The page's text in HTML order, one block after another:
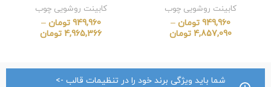
کابینت روشویی چوب
949,960 تومان –
4,857,090 تومان
کابینت روشویی چوب
949,960 تومان –
4,965,366 تومان
شما باید ویژگی برند خود را در تنظیمات قالب ->